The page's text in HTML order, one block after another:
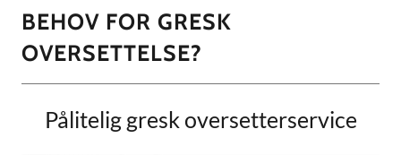
BEHOV FOR GRESK
OVERSETTELSE?
Pålitelig gresk oversetterservice